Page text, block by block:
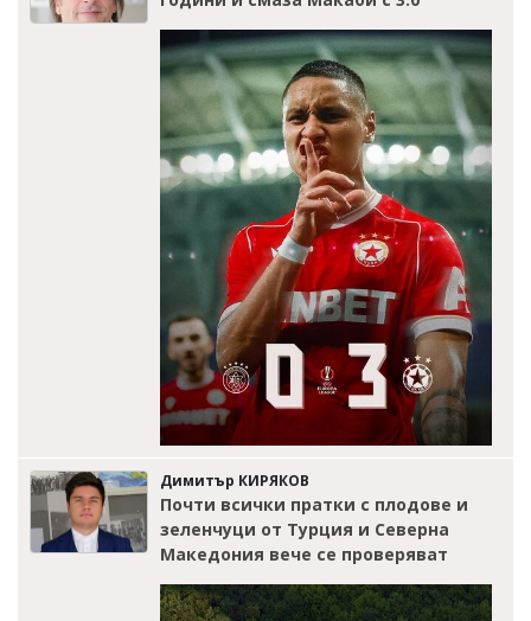
Димитър КИРЯКОВ
Почти всички пратки с плодове и
зеленчуци от Турция и Северна
Македония вече се проверяват